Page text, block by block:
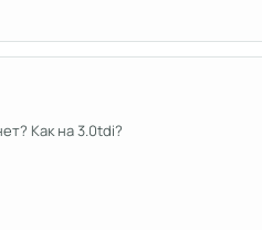
Как на 3.0tdi?